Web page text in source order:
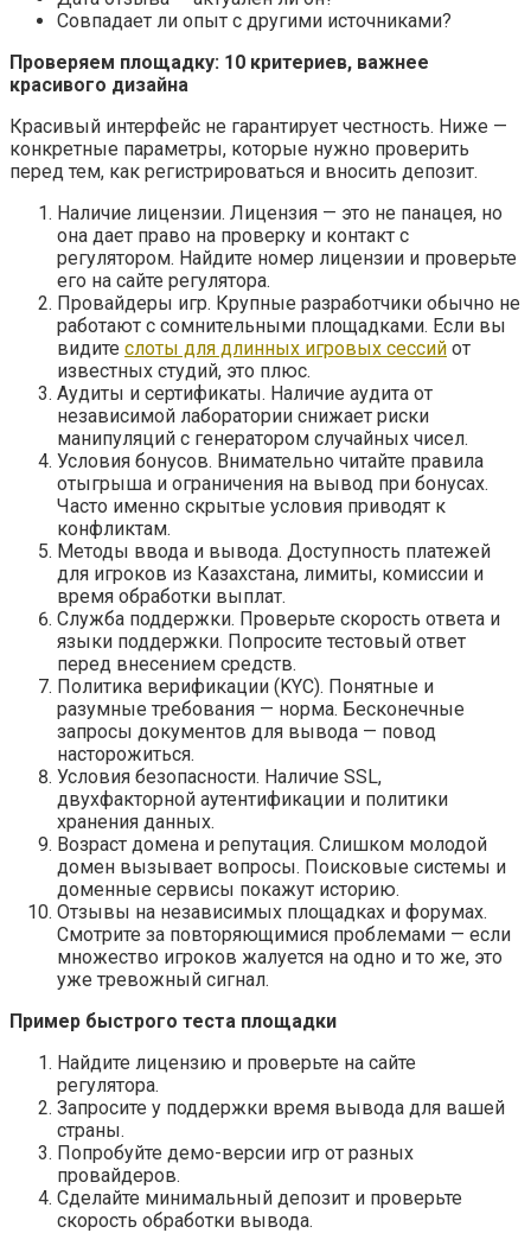
Совпадает ли опыт с другими источниками?
Проверяем площадку: 10 критериев, важнее
красивого дизайна
Красивый интерфейс не гарантирует честность. Ниже —
конкретные параметры, которые нужно проверить
перед тем, как регистрироваться и вносить депозит.
Наличие лицензии. Лицензия — это не панацея, но
она дает право на проверку и контакт с
регулятором. Найдите номер лицензии и проверьте
его на сайте регулятора.
Провайдеры игр. Крупные разработчики обычно не
работают с сомнительными площадками. Если вы
видите слоты для длинных игровых сессий от
известных студий, это плюс.
Аудиты и сертификаты. Наличие аудита от
независимой лаборатории снижает риски
манипуляций с генератором случайных чисел.
Условия бонусов. Внимательно читайте правила
отыгрыша и ограничения на вывод при бонусах.
Часто именно скрытые условия приводят к
конфликтам.
Методы ввода и вывода. Доступность платежей
для игроков из Казахстана, лимиты, комиссии и
время обработки выплат.
Служба поддержки. Проверьте скорость ответа и
языки поддержки. Попросите тестовый ответ
перед внесением средств.
Политика верификации (KYC). Понятные и
разумные требования — норма. Бесконечные
запросы документов для вывода — повод
насторожиться.
Условия безопасности. Наличие SSL,
двухфакторной аутентификации и политики
хранения данных.
Возраст домена и репутация. Слишком молодой
домен вызывает вопросы. Поисковые системы и
доменные сервисы покажут историю.
Отзывы на независимых площадках и форумах.
Смотрите за повторяющимися проблемами — если
множество игроков жалуется на одно и то же, это
уже тревожный сигнал.
Пример быстрого теста площадки
Найдите лицензию и проверьте на сайте
регулятора.
Запросите у поддержки время вывода для вашей
страны.
Попробуйте демо-версии игр от разных
провайдеров.
Сделайте минимальный депозит и проверьте
скорость обработки вывода.